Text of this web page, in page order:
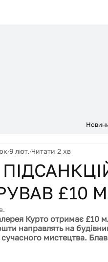
£10
9 лют. Читати 2 хв
Курто отримає £10
направлять на
мистецтва.